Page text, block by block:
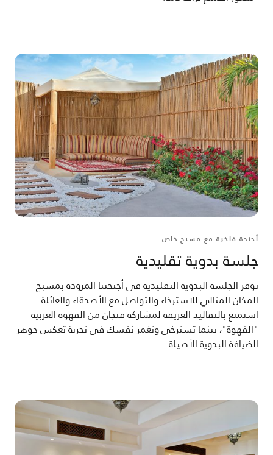
أجنحة فاخرة مع مسبح خاص
جلسة بدوية تقليدية
توفر الجلسة البدوية التقليدية في أجنحتنا المزودة بمسبح
المكان المثالي للاسترخاء والتواصل مع الأصدقاء والعائلة.
استمتع بالتقاليد العريقة لمشاركة فنجان من القهوة العربية
"القهوة"، بينما تسترخي وتغمر نفسك في تجربة تعكس جوهر
الضيافة البدوية الأصيلة.